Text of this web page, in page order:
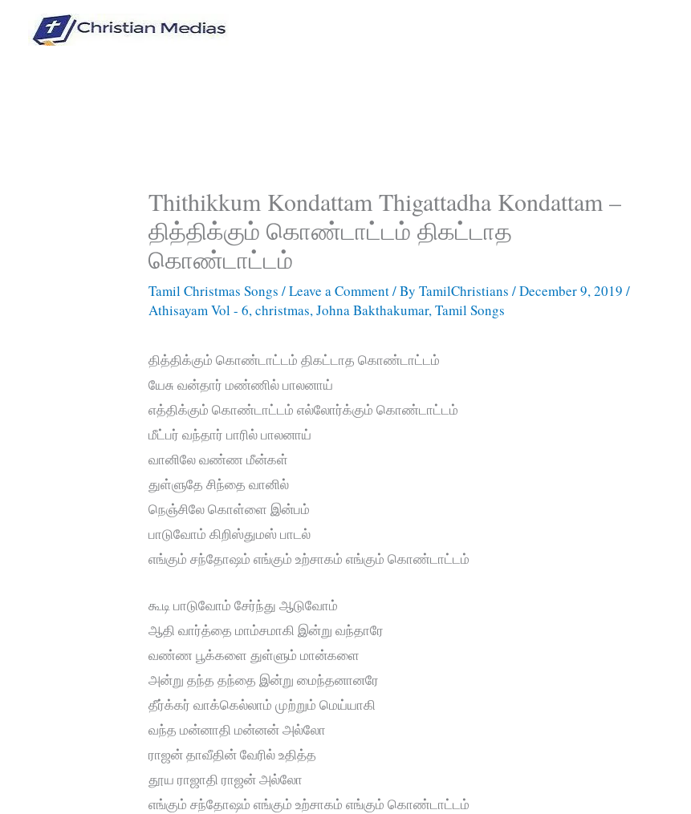
Thithikkum Kondattam Thigattadha Kondattam –
தித்திக்கும் கொண்டாட்டம் திகட்டாத
கொண்டாட்டம்
Tamil Christmas Songs /Leave a Comment/ ByTamilChristians/December 9, 2019/
Athisayam Vol - 6,christmas,Johna Bakthakumar,Tamil Songs
தித்திக்கும் கொண்டாட்டம் திகட்டாத கொண்டாட்டம்
யேசு வன்தார் மண்ணில் பாலனாய்
எத்திக்கும் கொண்டாட்டம் எல்லோர்க்கும் கொண்டாட்டம்
மீட்பர் வந்தார் பாரில் பாலனாய்
வானிலே வண்ண மீன்கள்
துள்ளுதே சிந்தை வானில்
நெஞ்சிலே கொள்ளை இன்பம்
பாடுவோம் கிறிஸ்துமஸ் பாடல்
எங்கும் சந்தோஷம் எங்கும் உற்சாகம் எங்கும் கொண்டாட்டம்
கூடி பாடுவோம் சேர்ந்து ஆடுவோம்
ஆதி வார்த்தை மாம்சமாகி இன்று வந்தாரே
வண்ண பூக்களை துள்ளும் மான்களை
அன்று தந்த தந்தை இன்று மைந்தனானரே
தீர்க்கர் வாக்கெல்லாம் முற்றும் மெய்யாகி
வந்த மன்னாதி மன்னன் அல்லோ
ராஜன் தாவீதின் வேரில் உதித்த
தூய ராஜாதி ராஜன் அல்லோ
எங்கும் சந்தோஷம் எங்கும் உற்சாகம் எங்கும் கொண்டாட்டம்